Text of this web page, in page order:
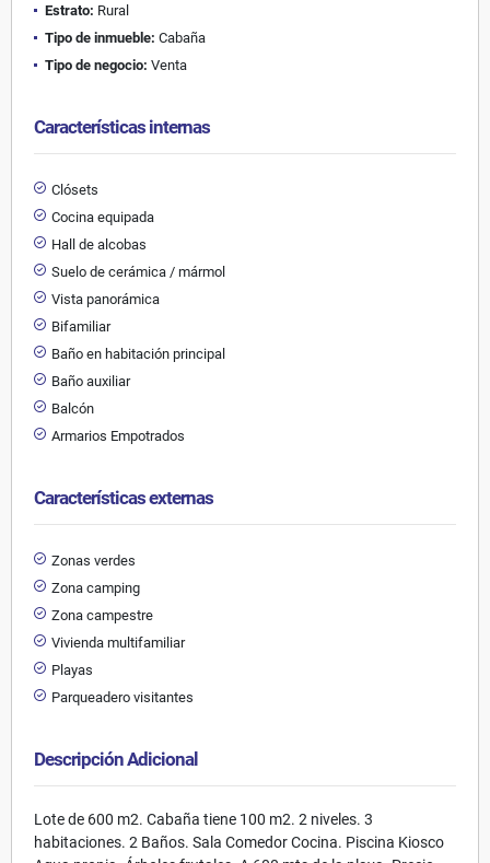
Estrato: Rural
Tipo de inmueble: Cabaña
Tipo de negocio: Venta
Características internas
Clósets
Cocina equipada
Hall de alcobas
Suelo de cerámica / mármol
Vista panorámica
Bifamiliar
Baño en habitación principal
Baño auxiliar
Balcón
Armarios Empotrados
Características externas
Zonas verdes
Zona camping
Zona campestre
Vivienda multifamiliar
Playas
Parqueadero visitantes
Descripción Adicional
Lote de 600 m2. Cabaña tiene 100 m2. 2 niveles. 3
habitaciones. 2 Baños. Sala Comedor Cocina. Piscina Kiosco